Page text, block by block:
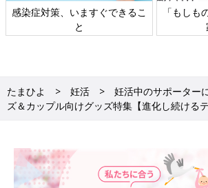
日本外来小児科学会リーフレッ
ト検討会
六星占術
たまひよ 妊活
妊活中のサポーター
ズ＆カップル向けグッズ特集【進化し続ける